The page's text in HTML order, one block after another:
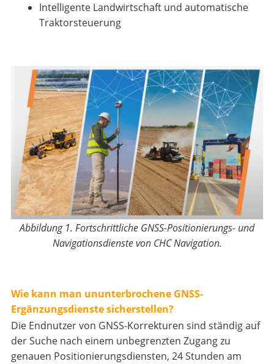
Intelligente Landwirtschaft und automatische
Traktorsteuerung
Abbildung 1. Fortschrittliche GNSS-Positionierungs- und
Navigationsdienste von CHC Navigation.
Wie kann man ununterbrochene GNSS-
Ergänzungsdienste sicherstellen?
Die Endnutzer von GNSS-Korrekturen sind ständig auf
der Suche nach einem unbegrenzten Zugang zu
genauen Positionierungsdiensten, 24 Stunden am